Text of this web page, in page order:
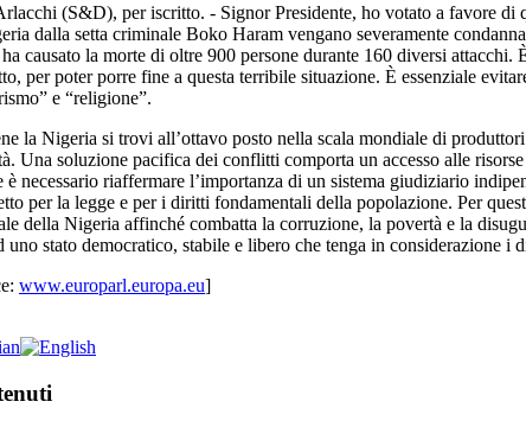
(S&D), per iscritto. - Signor Presidente, ho votato a favore di
dalla setta criminale Boko Haram vengano severamente
causato la morte di oltre 900 persone durante 160 diversi attacchi.
per poter porre fine a questa terribile situazione. È essenziale
e “religione”.
la Nigeria si trovi all’ottavo posto nella scala mondiale di
Una soluzione pacifica dei conflitti comporta un accesso alle
è necessario riaffermare l’importanza di un sistema giudiziario
per la legge e per i diritti fondamentali della popolazione. Per
della Nigeria affinché combatta la corruzione, la povertà e la
uno stato democratico, stabile e libero che tenga in considerazione i
www.europarl.europa.eu]